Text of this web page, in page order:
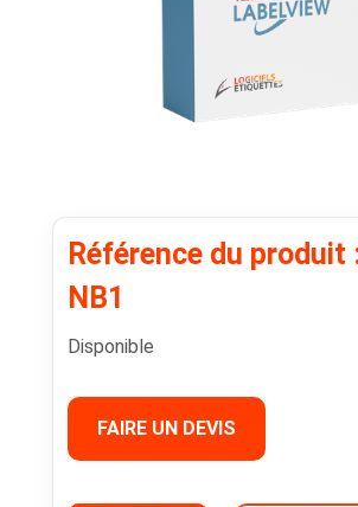
Référence du produit
NB1
Disponible
FAIRE UN DEVIS